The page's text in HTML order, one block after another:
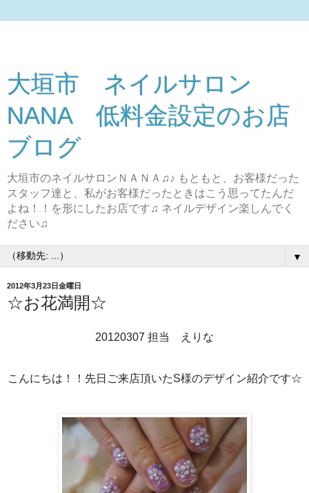
大垣市 ネイルサロン
NANA 低料金設定のお店
ブログ
大垣市のネイルサロンＮＡＮＡ♫♪ もともと、お客様だった
スタッフ達と、私がお客様だったときはこう思ってたんだ
よね！！を形にしたお店です♫ ネイルデザイン楽しんでく
ださい♫
▼
2012年3月23日金曜日
☆お花満開☆
20120307 担当 えりな
こんにちは！！先日ご来店頂いたS様のデザイン紹介です☆